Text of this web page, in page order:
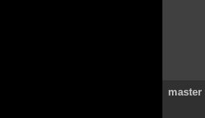
master